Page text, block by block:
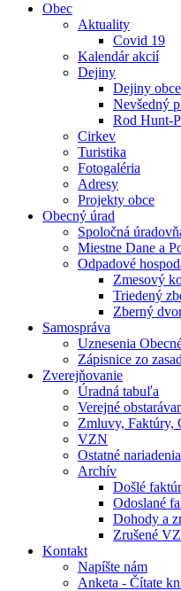
Obec
Aktuality
Covid 19
Kalendár akcií
Dejiny
Dejiny
Nevšedný
Rod Hunt-
Cirkev
Turistika
Fotogaléria
Adresy
Projekty obce
Obecný úrad
Spoločná
Miestne Dane a
Odpadové
Zmesový
Triedený
Zberný
Samospráva
Uznesenia
Zápisnice zo
Zverejňovanie
Úradná tabuľa
Verejné
Zmluvy, Faktúry,
VZN
Ostatné nariadenia
Archív
Došlé
Odoslané
Dohody a
Zrušené
Kontakt
Napíšte nám
Anketa - Čítate